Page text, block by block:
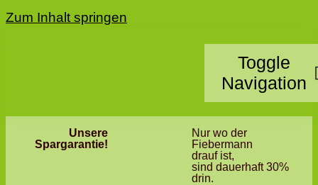
Zum Inhalt springen
Toggle
Navigation
Unsere
Spargarantie!
Nur wo der
Fiebermann
drauf ist,
sind dauerhaft 30%
drin.